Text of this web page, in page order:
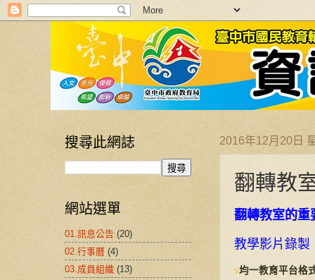
2016年12月20日
翻轉教
翻轉教室的重
教學影片錄製
v均一教育平台格
搜尋此網誌
網站選單
01.訊息公告 (20)
02.行事曆 (4)
03.成員組織 (13)